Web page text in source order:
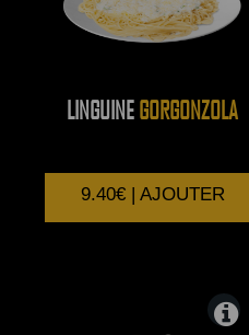
LINGUINEGORGONZOLA
9.40€ | AJOUTER